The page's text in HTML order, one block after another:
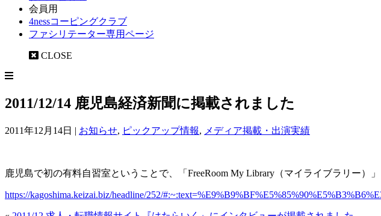
会員用
4nessコーピングクラブ
ファシリテーター専用ページ
CLOSE
2011/12/14 鹿児島経済新聞に掲載されました
2011年12月14日 | お知らせ, ピックアップ情報, メディア掲載・出演実績
鹿児島で初の有料自習室ということで、「FreeRoom My Library（マイライブラリー）
https://kagoshima.keizai.biz/headline/252/